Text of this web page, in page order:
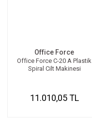
Office Force
Office Force C-20 A Plastik
Spiral Cilt Makinesi
11.010,05 TL